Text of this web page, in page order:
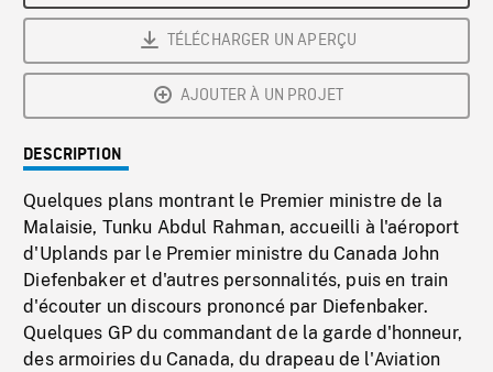
TÉLÉCHARGER UN APERÇU
AJOUTER À UN PROJET
DESCRIPTION
Quelques plans montrant le Premier ministre de la
Malaisie, Tunku Abdul Rahman, accueilli à l'aéroport
d'Uplands par le Premier ministre du Canada John
Diefenbaker et d'autres personnalités, puis en train
d'écouter un discours prononcé par Diefenbaker.
Quelques GP du commandant de la garde d'honneur,
des armoiries du Canada, du drapeau de l'Aviation